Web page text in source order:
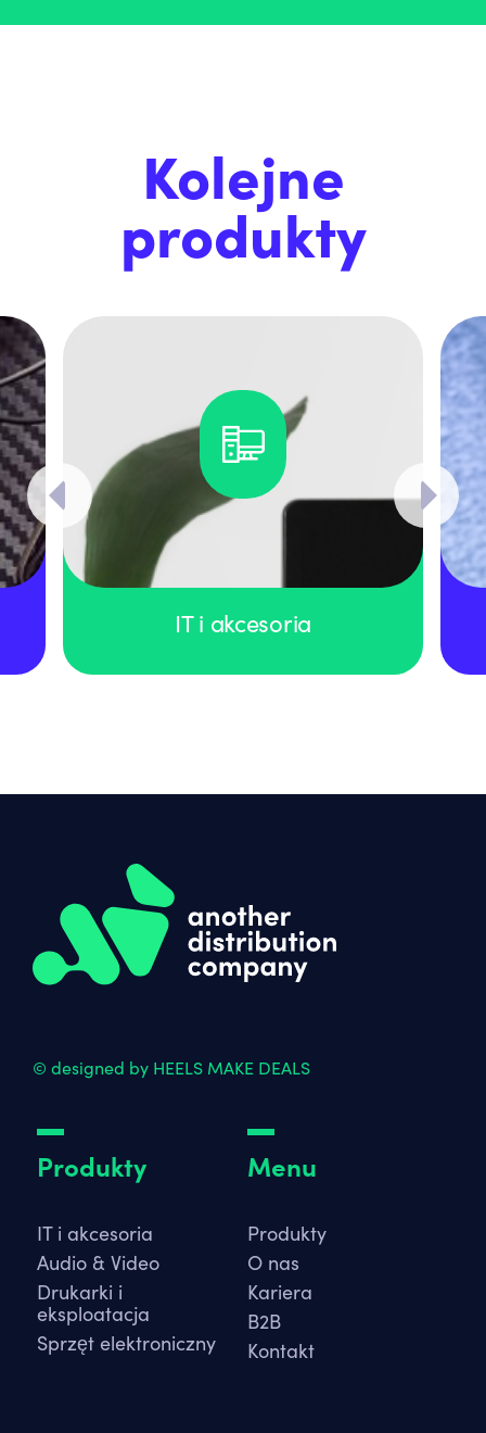
Kolejne
produkty
IT i akcesoria
© designed by HEELS MAKE DEALS
Produkty
IT i akcesoria
Audio & Video
Drukarki i
eksploatacja
Sprzęt elektroniczny
Menu
Produkty
O nas
Kariera
B2B
Kontakt